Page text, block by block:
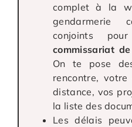
complet à la
gendarmerie
conjoints
commissariat
On te pose
rencontre,
distance, vos
la liste des
Les délais